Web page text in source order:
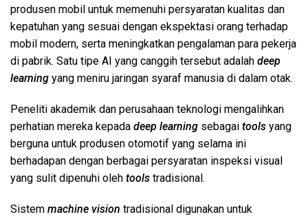
produsen mobil untuk memenuhi persyaratan kualitas dan
kepatuhan yang sesuai dengan ekspektasi orang terhadap
mobil modern, serta meningkatkan pengalaman para pekerja
di pabrik. Satu tipe AI yang canggih tersebut adalah deep
learning yang meniru jaringan syaraf manusia di dalam otak.
Peneliti akademik dan perusahaan teknologi mengalihkan
perhatian mereka kepada deep learning sebagai tools yang
berguna untuk produsen otomotif yang selama ini
berhadapan dengan berbagai persyaratan inspeksi visual
yang sulit dipenuhi oleh tools tradisional.
Sistem machine vision tradisional digunakan untuk